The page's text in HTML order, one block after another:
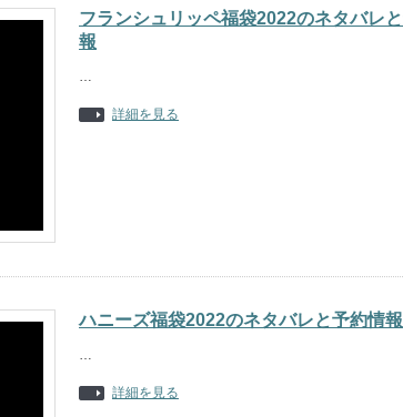
フランシュリッペ福袋2022のネタバレ
報
…
詳細を見る
ハニーズ福袋2022のネタバレと予約情報
…
詳細を見る